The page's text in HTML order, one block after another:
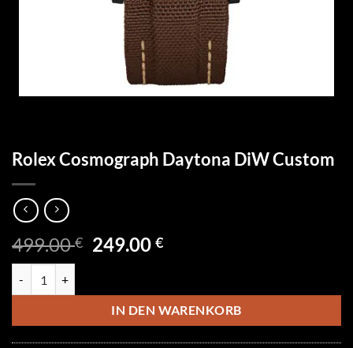
Rolex Cosmograph Daytona DiW Custom
499.00€ Ursprünglicher
499.00 €
249.00€Aktueller
249.00 €.
IN DEN WARENKORB